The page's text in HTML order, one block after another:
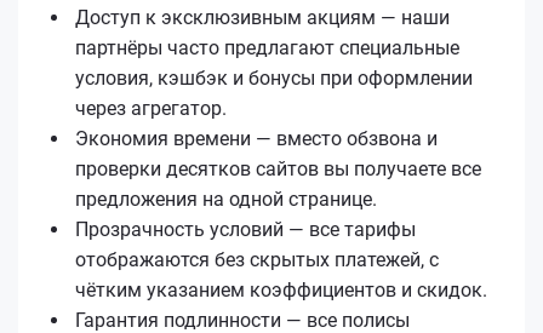
Доступ к эксклюзивным акциям — наши
партнёры часто предлагают специальные
условия, кэшбэк и бонусы при оформлении
через агрегатор.
Экономия времени — вместо обзвона и
проверки десятков сайтов вы получаете все
предложения на одной странице.
Прозрачность условий — все тарифы
отображаются без скрытых платежей, с
чётким указанием коэффициентов и скидок.
Гарантия подлинности — все полисы